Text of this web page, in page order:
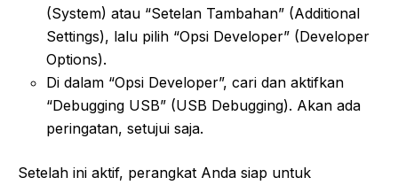
(System) atau “Setelan Tambahan” (Additional
Settings), lalu pilih “Opsi Developer” (Developer
Options).
Di dalam “Opsi Developer”, cari dan aktifkan
“Debugging USB” (USB Debugging). Akan ada
peringatan, setujui saja.
Setelah ini aktif, perangkat Anda siap untuk